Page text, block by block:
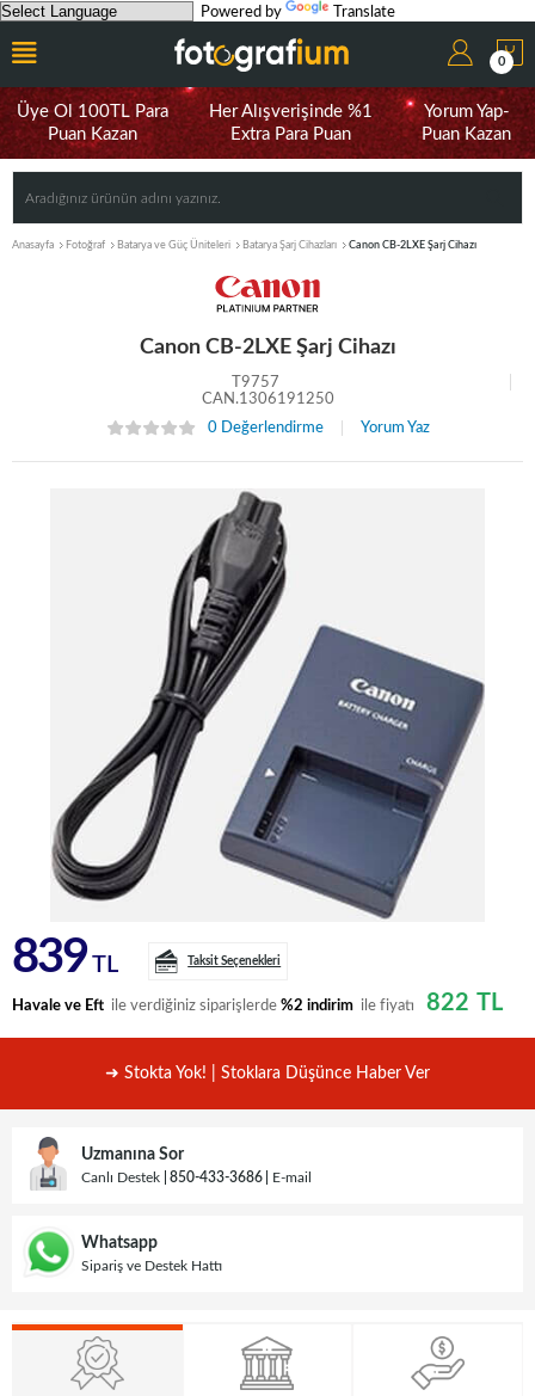
Powered by Translate
0
Üye Ol 100TL Para
Puan Kazan
Her Alışverişinde %1
Extra Para Puan
Yorum Yap-
Puan Kazan
Anasayfa Fotoğraf Batarya ve Güç Üniteleri Batarya Şarj Cihazları Canon CB-2LXE Şarj Cihazı
Canon CB-2LXE Şarj Cihazı
T9757
CAN.1306191250
0 Değerlendirme
Yorum Yaz
839 TL Taksit Seçenekleri
Havale ve Eft ile verdiğiniz siparişlerde %2 indirim ile fiyatı 822 TL
➜ Stokta Yok! | Stoklara Düşünce Haber Ver
Uzmanına Sor
Canlı Destek 850-433-3686 E-mail
Whatsapp
Sipariş ve Destek Hattı